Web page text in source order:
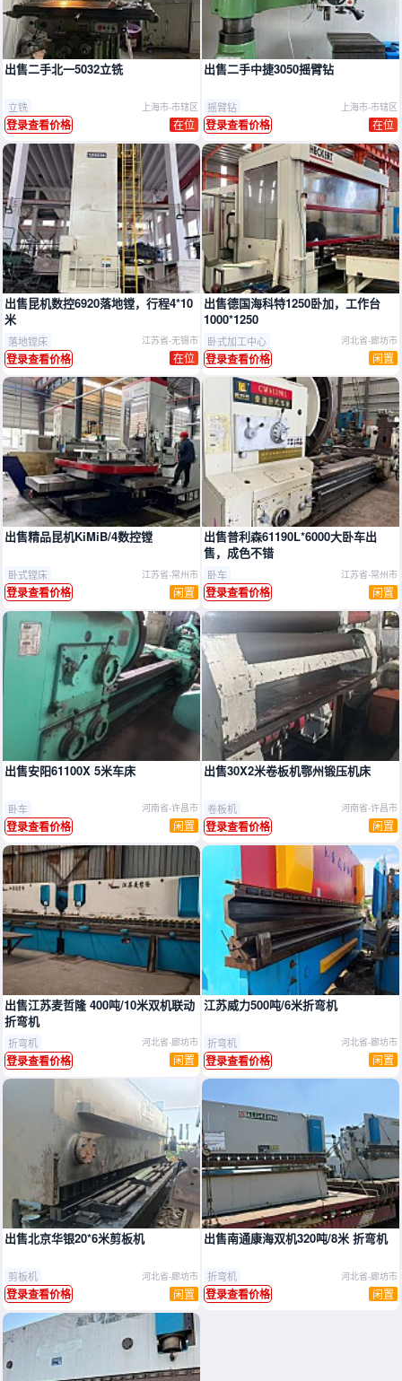
出售二手北一5032立铣
立铣 上海市-市辖区
登录查看价格 在位
出售二手中捷3050摇臂钻
摇臂钻 上海市-市辖区
登录查看价格 在位
出售​昆机数控6920落地镗，行程4*10
米
落地镗床 江苏省-无锡市
登录查看价格 在位
出售德国海科特1250卧加，工作台
1000*1250
卧式加工中心 河北省-廊坊市
登录查看价格 闲置
出售精品昆机KiMiB/4数控镗
卧式镗床 江苏省-常州市
登录查看价格 闲置
出售普利森61190L*6000大卧车出
售，成色不错
卧车 江苏省-常州市
登录查看价格 闲置
出售安阳61100X 5米车床
卧车 河南省-许昌市
登录查看价格 闲置
出售30X2米卷板机鄂州锻压机床
卷板机 河南省-许昌市
登录查看价格 闲置
出售江苏麦哲隆 400吨/10米双机联动
折弯机
折弯机 河北省-廊坊市
登录查看价格 闲置
江苏威力500吨/6米折弯机
折弯机 河北省-廊坊市
登录查看价格 闲置
出售北京华银20*6米剪板机
剪板机 河北省-廊坊市
登录查看价格 闲置
出售南通康海双机320吨/8米 折弯机
折弯机 河北省-廊坊市
登录查看价格 闲置